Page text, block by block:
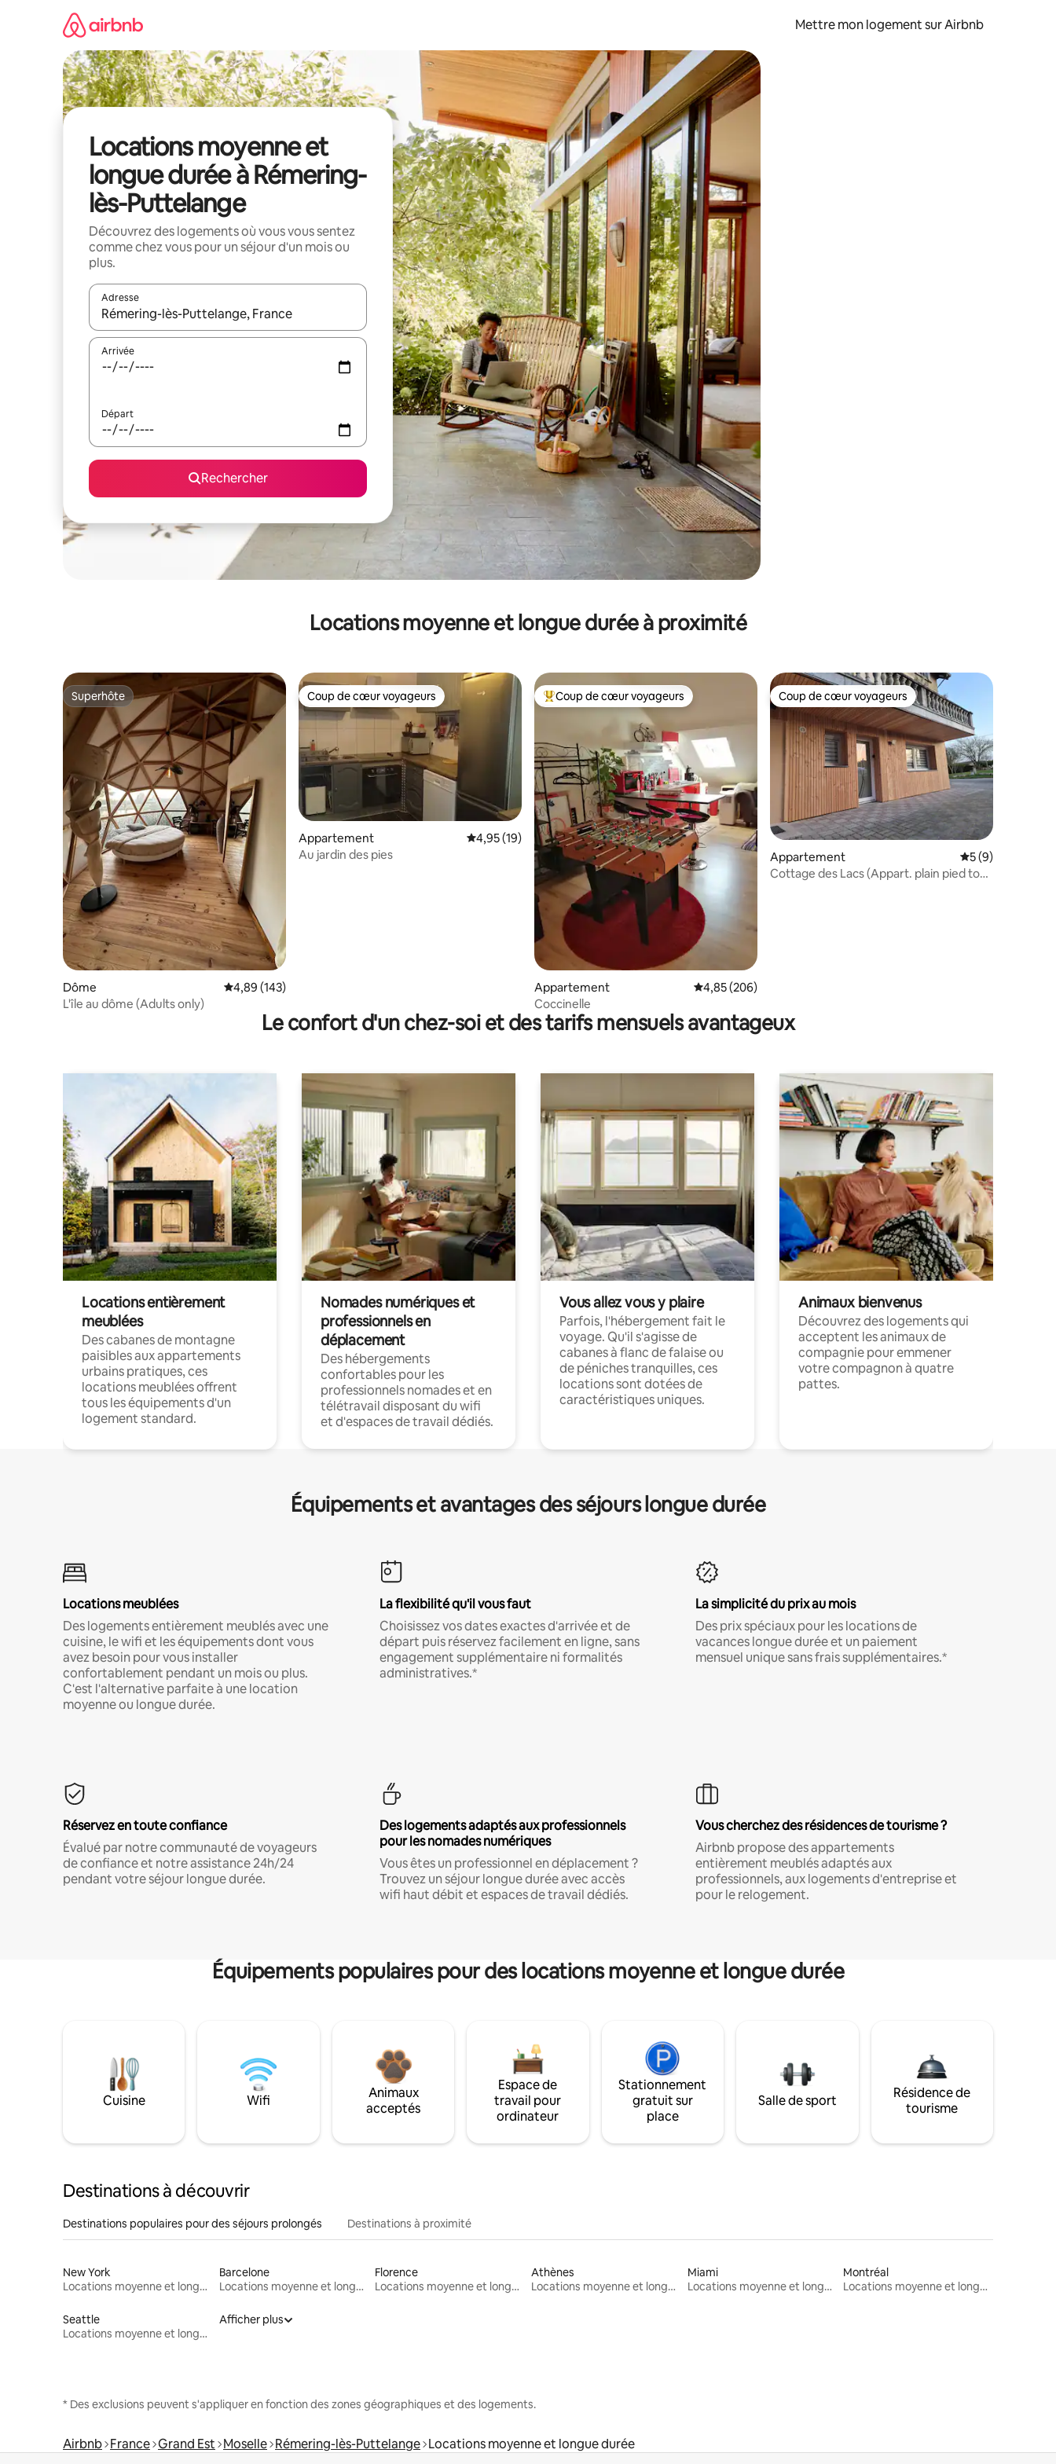
Mettre mon logement sur Airbnb
Locations moyenne et
longue durée à Rémering-
lès-Puttelange
Découvrez des logements où vous vous sentez
comme chez vous pour un séjour d'un mois ou
plus.
Adresse
Lorsque les résultats s'affichent, utilisez les flèches vers le haut et vers le bas pour les parcourir ou en appuyant et en faisant glisser.
Arrivée
Départ
Rechercher
Locations moyenne et longue durée à proximité
Superhôte
Superhôte
Dôme Évaluation moyenne sur la base de 143 commentaires : 4,89 sur 5
4,89 (143)
L'île au dôme (Adults only)
Coup de cœur voyageurs
Coup de cœur voyageurs
Appartement Évaluation moyenne sur la base de 19 commentaires : 4,95 sur 5
4,95 (19)
Au jardin des pies
Coups de cœur voyageurs les plus appréciés
Coup de cœur voyageurs
Appartement Évaluation moyenne sur la base de 206 commentaires : 4,85 sur 5
4,85 (206)
Coccinelle
Coup de cœur voyageurs
Coup de cœur voyageurs
Appartement Évaluation
5 (9)
Cottage des Lacs (Appart. plain pied tout
Le confort d'un chez-soi et des tarifs mensuels avantageux
Locations entièrement
meublées
Des cabanes de montagne
paisibles aux appartements
urbains pratiques, ces
locations meublées offrent
tous les équipements d'un
logement standard.
Nomades numériques et
professionnels en
déplacement
Des hébergements
confortables pour les
professionnels nomades et en
télétravail disposant du wifi
et d'espaces de travail dédiés.
Vous allez vous y plaire
Parfois, l'hébergement fait le
voyage. Qu'il s'agisse de
cabanes à flanc de falaise ou
de péniches tranquilles, ces
locations sont dotées de
caractéristiques uniques.
Animaux bienvenus
Découvrez des logements qui
acceptent les animaux de
compagnie pour emmener
votre compagnon à quatre
pattes.
Équipements et avantages des séjours longue durée
Locations meublées
Des logements entièrement meublés avec une
cuisine, le wifi et les équipements dont vous
avez besoin pour vous installer
confortablement pendant un mois ou plus.
C'est l'alternative parfaite à une location
moyenne ou longue durée.
La flexibilité qu'il vous faut
Choisissez vos dates exactes d'arrivée et de
départ puis réservez facilement en ligne, sans
engagement supplémentaire ni formalités
administratives.*
La simplicité du prix au mois
Des prix spéciaux pour les locations de
vacances longue durée et un paiement
mensuel unique sans frais supplémentaires.*
Réservez en toute confiance
Évalué par notre communauté de voyageurs
de confiance et notre assistance 24h/24
pendant votre séjour longue durée.
Des logements adaptés aux professionnels
pour les nomades numériques
Vous êtes un professionnel en déplacement ?
Trouvez un séjour longue durée avec accès
wifi haut débit et espaces de travail dédiés.
Vous cherchez des résidences de tourisme ?
Airbnb propose des appartements
entièrement meublés adaptés aux
professionnels, aux logements d'entreprise et
pour le relogement.
Équipements populaires pour des locations moyenne et longue durée
Cuisine Wifi
Animaux
acceptés
Espace de
travail pour
ordinateur
Stationnement
gratuit sur
place
Salle de sport
Résidence de
tourisme
Destinations à découvrir
Destinations populaires pour des séjours prolongés Destinations à proximité
New York
Locations moyenne et longue durée
Barcelone
Locations moyenne et longue durée
Florence
Locations moyenne et longue durée
Athènes
Locations moyenne et longue durée
Miami
Locations moyenne et longue durée
Montréal
Locations moyenne et longue durée
Seattle
Locations moyenne et longue durée
Afficher plus
* Des exclusions peuvent s'appliquer en fonction des zones géographiques et des logements.
Airbnb France Grand Est Moselle Rémering-lès-Puttelange Locations moyenne et longue durée